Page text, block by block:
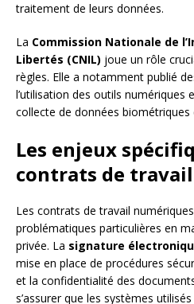
traitement de leurs données.
La Commission Nationale de
Libertés (CNIL) joue un rôle
règles. Elle a notamment publié
l’utilisation des outils numériques
collecte de données biométriques
Les enjeux
contrats de
Les contrats de travail
problématiques particulières en
privée. La signature
mise en place de procédures
et la confidentialité des
s’assurer que les systèmes